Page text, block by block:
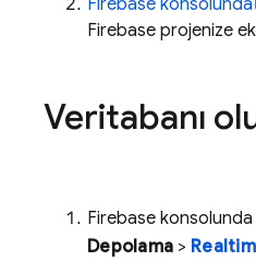
Firebase konsolunda
Firebase projenize
Veritabanı
Firebase konsolunda
Depolama >